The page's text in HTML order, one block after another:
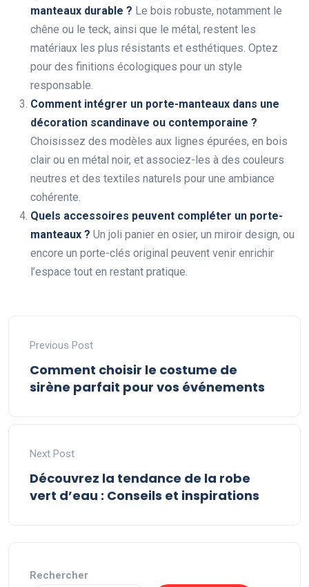
manteaux durable ? Le bois robuste, notamment le
chêne ou le teck, ainsi que le métal, restent les
matériaux les plus résistants et esthétiques. Optez
pour des finitions écologiques pour un style
responsable.
Comment intégrer un porte-manteaux dans une
décoration scandinave ou contemporaine ?
Choisissez des modèles aux lignes épurées, en bois
clair ou en métal noir, et associez-les à des couleurs
neutres et des textiles naturels pour une ambiance
cohérente.
Quels accessoires peuvent compléter un porte-
manteaux ? Un joli panier en osier, un miroir design, ou
encore un porte-clés original peuvent venir enrichir
l’espace tout en restant pratique.
Previous Post
Comment choisir le costume de
sirène parfait pour vos événements
Next Post
Découvrez la tendance de la robe
vert d’eau : Conseils et inspirations
Rechercher